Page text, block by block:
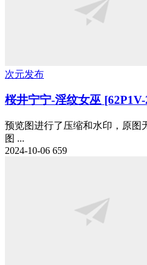
次元发布
桜井宁宁-淫纹女巫
预览图进行了压缩和水印，原图
图 ...
2024-10-06 659